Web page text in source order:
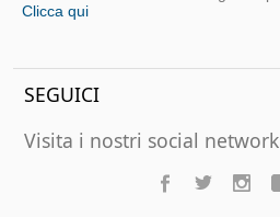
Clicca qui
SEGUICI
Visita i nostri social